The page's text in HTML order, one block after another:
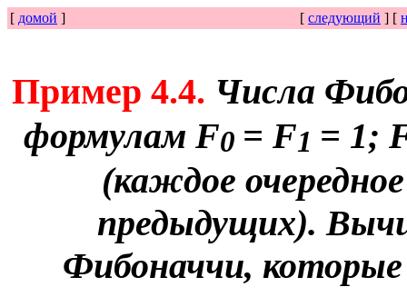
[ домой ] [ следующий ] [
Пример 4.4. Числа
формулам F0 = F1 = 1;
(каждое
предыдущих).
Фибоначчи, которые